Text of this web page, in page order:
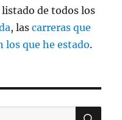
de todos los
, lascarreras que
los que he estado.